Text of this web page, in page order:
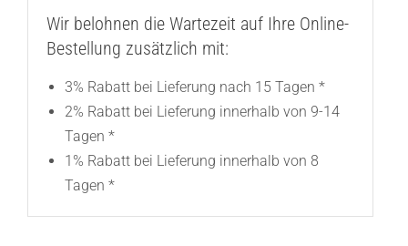
Wir belohnen die Wartezeit auf Ihre Online-
Bestellung zusätzlich mit:
3% Rabatt bei Lieferung nach 15 Tagen *
2% Rabatt bei Lieferung innerhalb von 9-14
Tagen *
1% Rabatt bei Lieferung innerhalb von 8
Tagen *